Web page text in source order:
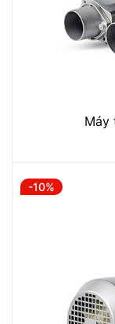
Máy
-10%